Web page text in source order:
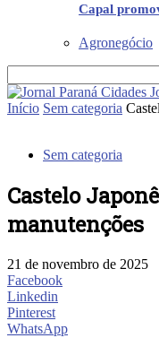
Capal
Agronegócio
Início Sem categoria
Sem categoria
Castelo
manutenções
21 de novembro de 2025
Facebook
Linkedin
Pinterest
WhatsApp